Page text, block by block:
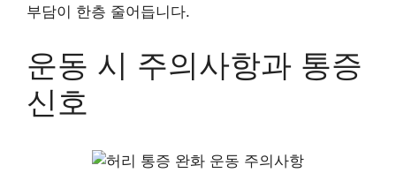
부담이 한층 줄어듭니다.
운동 시 주의사항과 통증
신호